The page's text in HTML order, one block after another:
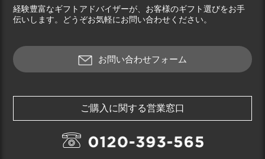
経験豊富なギフトアドバイザーが、お客様のギフト選びをお手
伝いします。どうぞお気軽にお問い合わせください。
お問い合わせフォーム
ご購入に関する営業窓口